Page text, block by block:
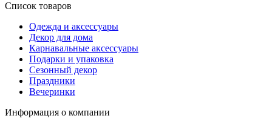
Список товаров
Oдежда и аксессуары
Декор для дома
Карнавальные аксессуары
Подарки и упаковка
Сезонный декор
Праздники
Вечеринки
Информация о компании